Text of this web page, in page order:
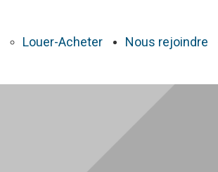
Louer-Acheter Nous rejoindre